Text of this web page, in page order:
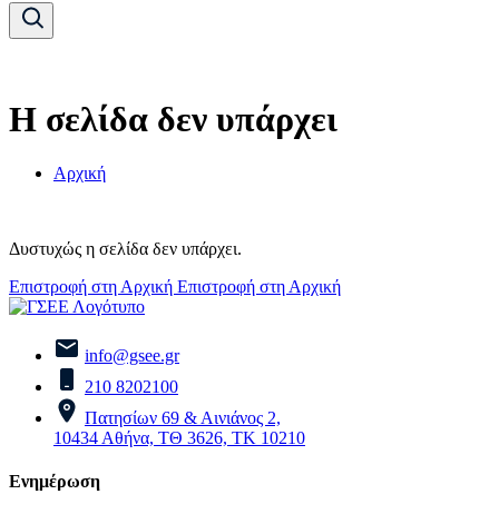
Η σελίδα δεν υπάρχει
Αρχική
Δυστυχώς η σελίδα δεν υπάρχει.
Επιστροφή στη Αρχική Επιστροφή στη Αρχική
info@gsee.gr
210 8202100
Πατησίων 69 & Αινιάνος 2,
10434 Αθήνα, ΤΘ 3626, ΤΚ 10210
Ενημέρωση